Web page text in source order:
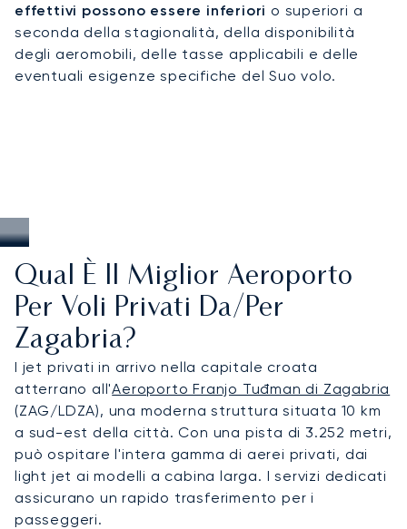
interamente sui tuoi impegni più importanti a
Zagabria.
effettivi possono essere inferiori o superiori a
seconda della stagionalità, della disponibilità
degli aeromobili, delle tasse applicabili e delle
eventuali esigenze specifiche del Suo volo.
Qual È Il Miglior Aeroporto
Per Voli Privati Da/per
Zagabria?
I jet privati in arrivo nella capitale croata
atterrano all'Aeroporto Franjo Tuđman di Zagabria
(ZAG/LDZA), una moderna struttura situata 10 km
a sud-est della città. Con una pista di 3.252 metri,
può ospitare l'intera gamma di aerei privati, dai
light jet ai modelli a cabina larga. I servizi dedicati
assicurano un rapido trasferimento per i
passeggeri.